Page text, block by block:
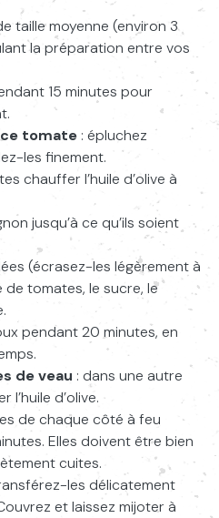
Lancer
taille moyenne (environ 3
la préparation entre vos
15 minutes pour
tomate : épluchez
les finement.
chauffer l’huile d’olive à
jusqu’à ce qu’ils soient
(écrasez-les légèrement à
tomates, le sucre, le
pendant 20 minutes, en
de veau : dans une autre
d’olive.
de chaque côté à feu
Elles doivent être bien
cuites.
les délicatement
et laissez mijoter à
l’URL et en la
Tu peux cliquer
de l’url
recette/boulettes-